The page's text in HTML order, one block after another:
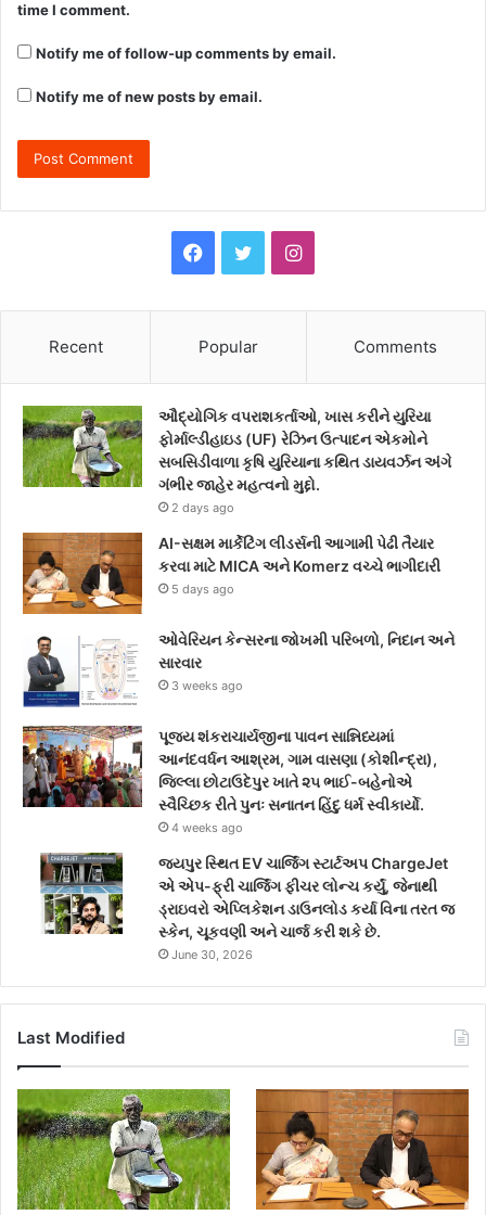
time I comment.
Notify me of follow-up comments by email.
Notify me of new posts by email.
c
e
b
o
o
k
i
t
t
e
I
t
a
g
a
Recent Popular Comments
ઔદ્યોગિક વપરાશકર્તાઓ, ખાસ કરીને યુરિયા
ફોર્માલ્ડીહાઇડ (UF) રેઝિન ઉત્પાદન એકમોને
સબસિડીવાળા કૃષિ યુરિયાના કથિત ડાયવર્ઝન અંગે
ગંભીર જાહેર મહત્વનો મુદ્દો.
2 days ago
AI-સક્ષમ માર્કેટિંગ લીડર્સની આગામી પેઢી તૈયાર
કરવા માટે MICA અને Komerz વચ્ચે ભાગીદારી
5 days ago
ઓવેરિયન કેન્સરના જોખમી પરિબળો, નિદાન અને
સારવાર
3 weeks ago
પૂજ્ય શંકરાચાર્યજીના પાવન સાન્નિધ્યમાં
આનંદવર્ધન આશ્રમ, ગામ વાસણા (કોશીન્દ્રા),
જિલ્લા છોટાઉદેપુર ખાતે ૨૫ ભાઈ-બહેનોએ
સ્વૈચ્છિક રીતે પુનઃ સનાતન હિંદુ ધર્મ સ્વીકાર્યો.
4 weeks ago
જયપુર સ્થિત EV ચાર્જિંગ સ્ટાર્ટઅપ ChargeJet
એ એપ-ફ્રી ચાર્જિંગ ફીચર લોન્ચ કર્યું, જેનાથી
ડ્રાઇવરો એપ્લિકેશન ડાઉનલોડ કર્યા વિના તરત જ
સ્કેન, ચૂકવણી અને ચાર્જ કરી શકે છે.
June 30, 2026
Last Modified